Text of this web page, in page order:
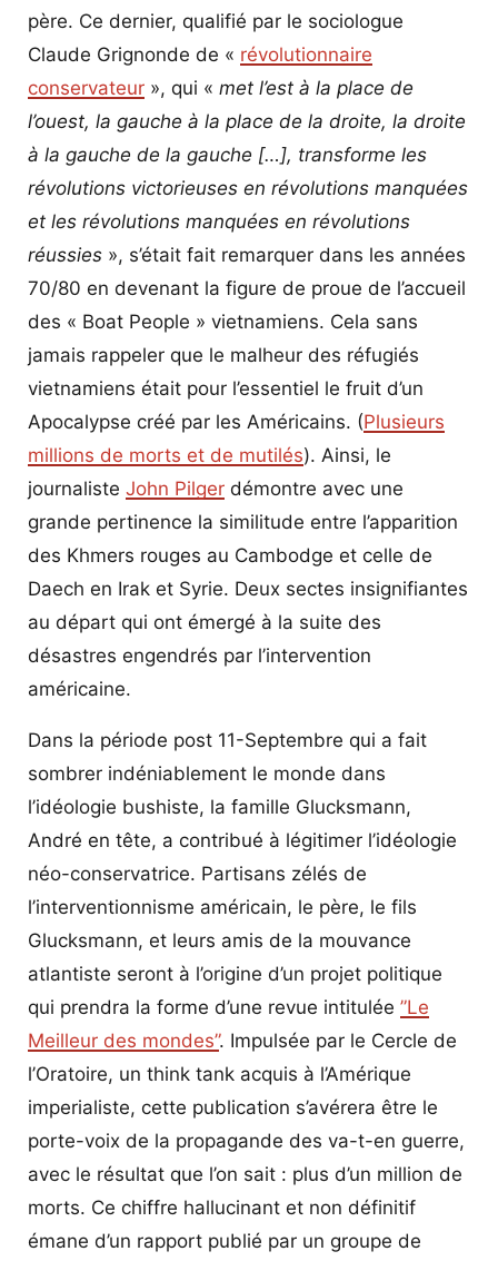
père. Ce dernier, qualifié par le sociologue
Claude Grignonde de « révolutionnaire
conservateur », qui « met l’est à la place de
l’ouest, la gauche à la place de la droite, la droite
à la gauche de la gauche […], transforme les
révolutions victorieuses en révolutions manquées
et les révolutions manquées en révolutions
réussies », s’était fait remarquer dans les années
70/80 en devenant la figure de proue de l’accueil
des « Boat People » vietnamiens. Cela sans
jamais rappeler que le malheur des réfugiés
vietnamiens était pour l’essentiel le fruit d’un
Apocalypse créé par les Américains. (Plusieurs
millions de morts et de mutilés). Ainsi, le
journaliste John Pilger démontre avec une
grande pertinence la similitude entre l’apparition
des Khmers rouges au Cambodge et celle de
Daech en Irak et Syrie. Deux sectes insignifiantes
au départ qui ont émergé à la suite des
désastres engendrés par l’intervention
américaine.
Dans la période post 11-Septembre qui a fait
sombrer indéniablement le monde dans
l’idéologie bushiste, la famille Glucksmann,
André en tête, a contribué à légitimer l’idéologie
néo-conservatrice. Partisans zélés de
l’interventionnisme américain, le père, le fils
Glucksmann, et leurs amis de la mouvance
atlantiste seront à l’origine d’un projet politique
qui prendra la forme d’une revue intitulée ”Le
Meilleur des mondes”. Impulsée par le Cercle de
l’Oratoire, un think tank acquis à l’Amérique
imperialiste, cette publication s’avérera être le
porte-voix de la propagande des va-t-en guerre,
avec le résultat que l’on sait : plus d’un million de
morts. Ce chiffre hallucinant et non définitif
émane d’un rapport publié par un groupe de